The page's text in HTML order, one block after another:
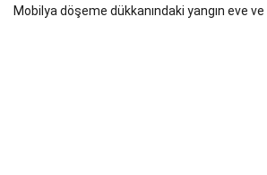
Mobilya döşeme dükkanındaki yangın eve ve